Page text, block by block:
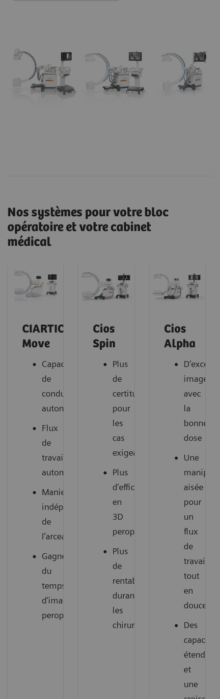
Nos systèmes pour votre bloc
opératoire et votre cabinet
médical
CIARTIC
Move
Capacités
de
conduite
autonome
Flux
de
travail
automatisés
Maniement
indépendant
de
l’arceau
Gagnez
du
temps
d’imagerie
peropératoire
Cios
Spin
Plus
de
certitude
pour
les
cas
exigeants
Plus
d’efficacité
en
3D
peropératoire
Plus
de
rentabilité
durant
les
chirurgies
Cios
Alpha
images
avec
la
bonne
dose
Une
aisée
pour
un
flux
de
travail
tout
en
douceur
Des
capacités
étendues
et
une